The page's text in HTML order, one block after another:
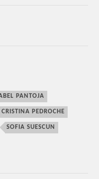
PANTOJA
CRISTINA PEDROCHE
SOFIA SUESCUN